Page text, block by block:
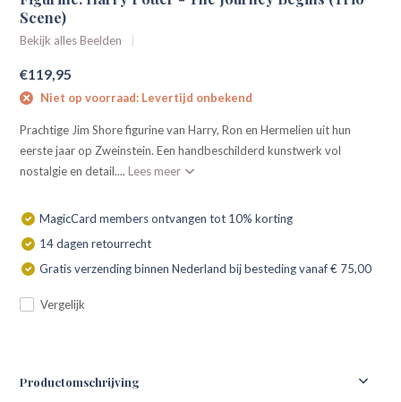
Scene)
Bekijk alles Beelden
€119,95
Niet op voorraad: Levertijd onbekend
Prachtige Jim Shore figurine van Harry, Ron en Hermelien uit hun
eerste jaar op Zweinstein. Een handbeschilderd kunstwerk vol
nostalgie en detail.... Lees meer
MagicCard members ontvangen tot 10% korting
14 dagen retourrecht
Gratis verzending binnen Nederland bij besteding vanaf € 75,00
Vergelijk
Productomschrijving